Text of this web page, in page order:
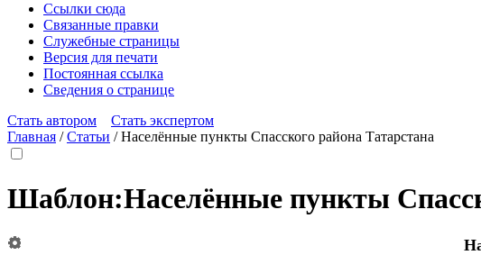
Ссылки сюда
Связанные правки
Служебные страницы
Версия для печати
Постоянная ссылка
Сведения о странице
Стать автором
Стать экспертом
Главная /Статьи /Населённые пункты Спасского района Татарстана
Шаблон:Населённые пункты